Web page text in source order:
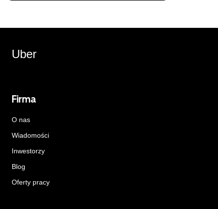
Uber
Firma
O nas
Wiadomości
Inwestorzy
Blog
Oferty pracy